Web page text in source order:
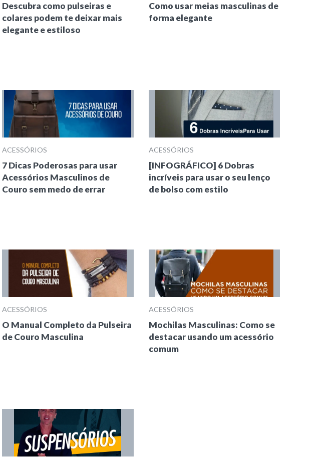
Descubra como pulseiras e
colares podem te deixar mais
elegante e estiloso
Como usar meias masculinas de
forma elegante
ACESSÓRIOS
7 Dicas Poderosas para usar
Acessórios Masculinos de
Couro sem medo de errar
ACESSÓRIOS
[INFOGRÁFICO] 6 Dobras
incríveis para usar o seu lenço
de bolso com estilo
ACESSÓRIOS
O Manual Completo da Pulseira
de Couro Masculina
ACESSÓRIOS
Mochilas Masculinas: Como se
destacar usando um acessório
comum